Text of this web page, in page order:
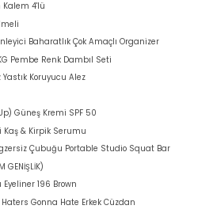
Kalem 4'lü
Baharatlık Çok Amaçlı Organizer
Pembe Renk Dambıl Seti
Koruyucu Alez
Güneş Kremi SPF 50
Kaş & Kirpik Serumu
Çubuğu Portable Studio Squat Bar
GENİŞLİK)
196 Brown
Gonna Hate Erkek Cüzdan